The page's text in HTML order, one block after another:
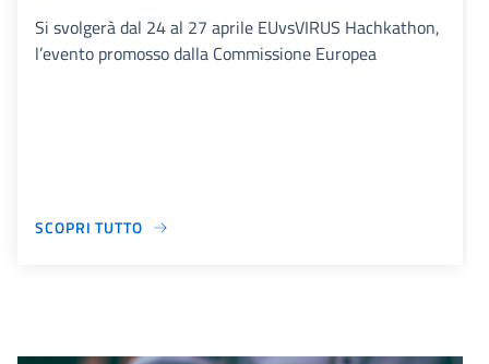
Si svolgerà dal 24 al 27 aprile EUvsVIRUS Hachkathon,
l’evento promosso dalla Commissione Europea
SCOPRI TUTTO